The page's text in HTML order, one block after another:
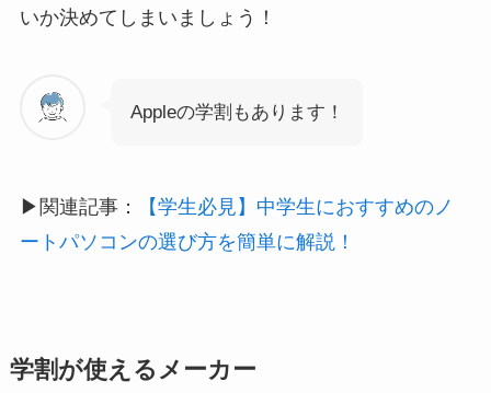
いか決めてしまいましょう！
Appleの学割もあります！
▶︎関連記事：
【学生必見】中学生におすすめのノ
ートパソコンの選び方を簡単に解説！
学割が使えるメーカー